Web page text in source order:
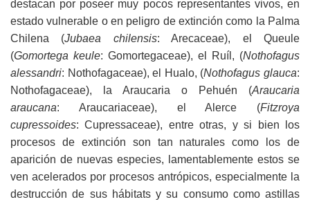
destacan por poseer muy pocos representantes vivos, en
estado vulnerable o en peligro de extinción como la Palma
Chilena (Jubaea chilensis: Arecaceae), el Queule
(Gomortega keule: Gomortegaceae), el Ruíl, (Nothofagus
alessandri: Nothofagaceae), el Hualo, (Nothofagus glauca:
Nothofagaceae), la Araucaria o Pehuén (Araucaria
araucana: Araucariaceae), el Alerce (Fitzroya
cupressoides: Cupressaceae), entre otras, y si bien los
procesos de extinción son tan naturales como los de
aparición de nuevas especies, lamentablemente estos se
ven acelerados por procesos antrópicos, especialmente la
destrucción de sus hábitats y su consumo como astillas